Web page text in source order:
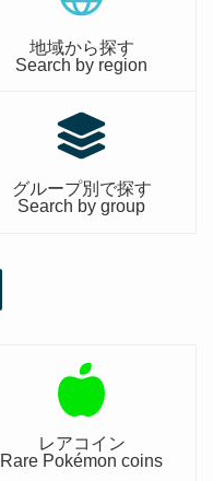
地域から探す
Search by region
グループ別で探す
Search by group
レアコイン
Rare Pokémon coins